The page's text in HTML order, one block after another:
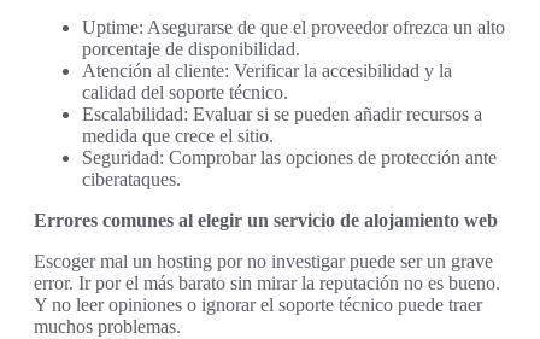
Uptime: Asegurarse de que el proveedor ofrezca un alto
porcentaje de disponibilidad.
Atención al cliente: Verificar la accesibilidad y la
calidad del soporte técnico.
Escalabilidad: Evaluar si se pueden añadir recursos a
medida que crece el sitio.
Seguridad: Comprobar las opciones de protección ante
ciberataques.
Errores comunes al elegir un servicio de alojamiento web
Escoger mal un hosting por no investigar puede ser un grave
error. Ir por el más barato sin mirar la reputación no es bueno.
Y no leer opiniones o ignorar el soporte técnico puede traer
muchos problemas.